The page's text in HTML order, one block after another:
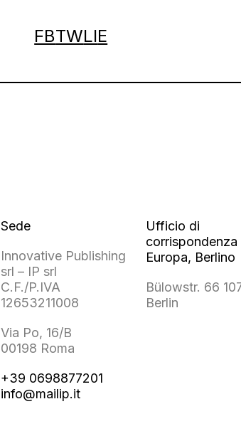
FBTWLIE
Sede
Innovative Publishing
srl – IP srl
C.F./P.IVA
12653211008
Via Po, 16/B
00198 Roma
+39 0698877201
info@mailip.it
Ufficio di
corrispondenza
Europa, Berlino
Bülowstr. 66
Berlin